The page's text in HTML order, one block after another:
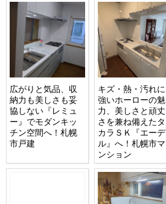
広がりと気品、収
納力も美しさも妥
協しない『レミュ
ー』でモダンキッ
チン空間へ！札幌
市戸建
キズ・熱・汚れに
強いホーローの魅
力、美しさと頑丈
さを兼ね備えたタ
カラＳＫ『エーデ
ル』へ！札幌市マ
ンション